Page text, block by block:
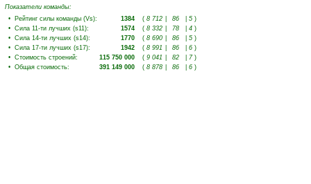
Показатели команды:
• Рейтинг силы команды (Vs): 1384 ( 8 712 86 5 )
• Сила 11-ти лучших (s11): 1574 ( 8 332 78 4 )
• Сила 14-ти лучших (s14): 1770 ( 8 690 86 5 )
• Сила 17-ти лучших (s17): 1942 ( 8 991 86 6 )
• Стоимость строений: 115 750 000 ( 9 041 82 7 )
• Общая стоимость: 391 149 000 ( 8 878 86 6 )